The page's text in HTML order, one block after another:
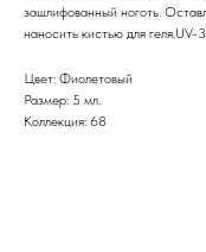
зашлифованный ноготь.
наносить кистью для
Цвет: Фиолетовый
Размер: 5 мл.
Коллекция: 68